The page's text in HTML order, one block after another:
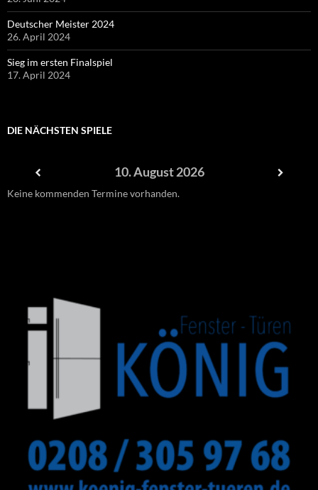
Deutscher Meister 2024
26. April 2024
Sieg im ersten Finalspiel
17. April 2024
DIE NÄCHSTEN SPIELE
10. August 2026
Keine kommenden Termine vorhanden.